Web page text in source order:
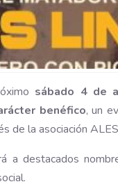
sábado 4 de
benéfico, un
de la asociación
a destacados